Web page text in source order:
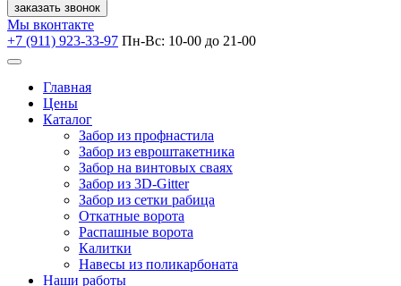
заказать звонок
Мы вконтакте
+7 (911) 923-33-97 Пн-Вс: 10-00 до 21-00
Главная
Цены
Каталог
Забор из профнастила
Забор из евроштакетника
Забор на винтовых сваях
Забор из 3D-Gitter
Забор из сетки рабица
Откатные ворота
Распашные ворота
Калитки
Навесы из поликарбоната
Наши работы